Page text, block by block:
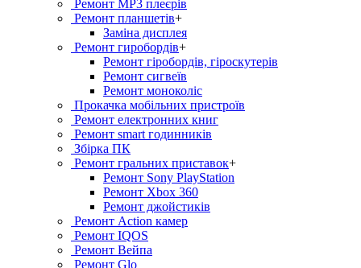
Ремонт MP3 плеєрів
Ремонт планшетів+
Заміна дисплея
Ремонт гиробордiв+
Ремонт гіробордів, гіроскутерів
Ремонт сигвеїв
Ремонт моноколіс
Прокачка мобільних пристроїв
Ремонт електронних книг
Ремонт smart годинників
Збірка ПК
Ремонт гральних приставок+
Ремонт Sony PlayStation
Ремонт Xbox 360
Ремонт джойстиків
Ремонт Action камер
Ремонт IQOS
Ремонт Вейпа
Ремонт Glo